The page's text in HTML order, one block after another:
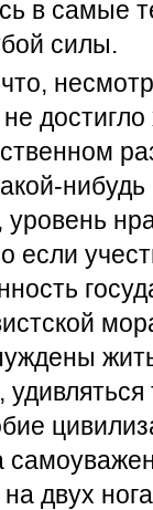
в самые
силы.
если
двух